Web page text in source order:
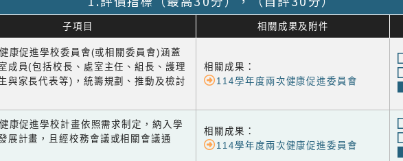
子項目 相關成果及附件
康促進學校委員會(或相關委員會)涵蓋
成員(包括校長、處室主任、組長、護理
與家長代表等)，統籌規劃、推動及檢討
相關成果：
114學年度兩次健康促進委員會
康促進學校計畫依照需求制定，納入學
展計畫，且經校務會議或相關會議通
相關成果：
114學年度兩次健康促進委員會